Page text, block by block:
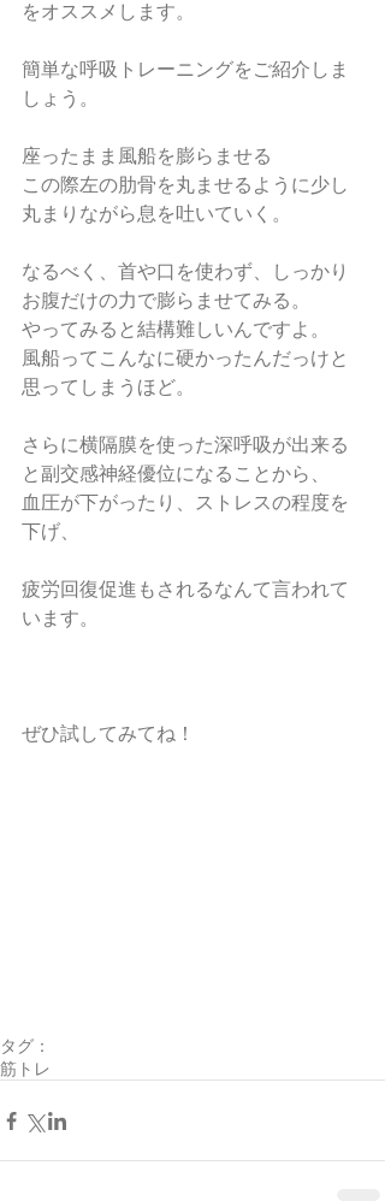
をオススメします。
簡単な呼吸トレーニングをご紹介しま
しょう。
座ったまま風船を膨らませる
この際左の肋骨を丸ませるように少し
丸まりながら息を吐いていく。
なるべく、首や口を使わず、しっかり
お腹だけの力で膨らませてみる。
やってみると結構難しいんですよ。
風船ってこんなに硬かったんだっけと
思ってしまうほど。
さらに横隔膜を使った深呼吸が出来る
と副交感神経優位になることから、
血圧が下がったり、ストレスの程度を
下げ、
疲労回復促進もされるなんて言われて
います。
ぜひ試してみてね！
タグ：
筋トレ